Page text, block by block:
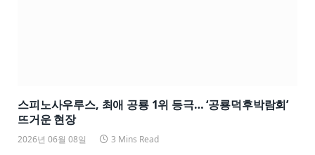
스피노사우루스, 최애 공룡 1위 등극… ‘공룡덕후박람회’
뜨거운 현장
2026년 06월 08일 3 Mins Read